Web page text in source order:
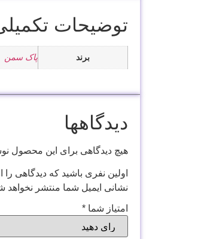
توضیحات
برند پاک سمن
دیدگاهها
هیچ دیدگاهی برای این محصول
اولین نفری باشید که دیدگاهی
نشانی ایمیل شما منتشر نخواهد
امتیاز شما *